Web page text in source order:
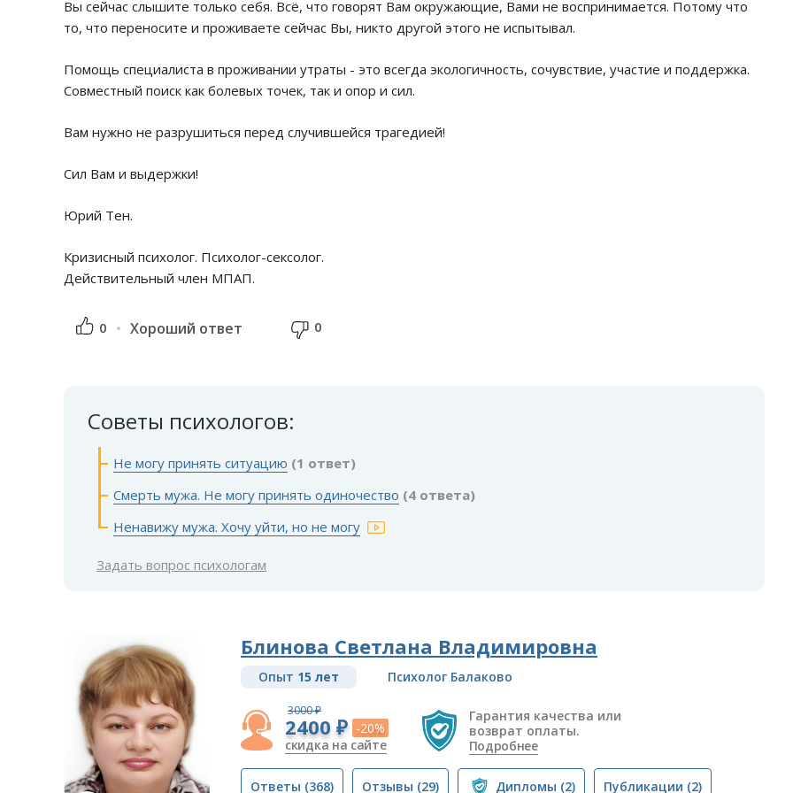
Вы сейчас слышите только себя. Всё, что говорят Вам окружающие, Вами не воспринимается. Потому что
то, что переносите и проживаете сейчас Вы, никто другой этого не испытывал.
Помощь специалиста в проживании утраты - это всегда экологичность, сочувствие, участие и поддержка.
Совместный поиск как болевых точек, так и опор и сил.
Вам нужно не разрушиться перед случившейся трагедией!
Сил Вам и выдержки!
Юрий Тен.
Кризисный психолог. Психолог-сексолог.
Действительный член МПАП.
0 Хороший ответ 0
Советы психологов:
Не могу принять ситуацию (1 ответ)
Смерть мужа. Не могу принять одиночество (4 ответа)
Ненавижу мужа. Хочу уйти, но не могу
Задать вопрос психологам
Блинова Светлана Владимировна
Опыт 15 лет Психолог Балаково
3000 ₽
2400 ₽ -20%
скидка на сайте
Гарантия качества или
возврат оплаты.
Подробнее
Ответы (368) Отзывы (29) Дипломы (2) Публикации (2)